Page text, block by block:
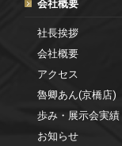
会社概要
社長挨拶
会社概要
アクセス
魯卿あん(京橋店)
歩み・展示会実績
お知らせ